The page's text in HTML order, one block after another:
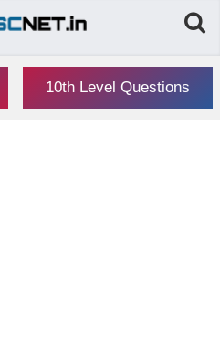
10th Level Questions